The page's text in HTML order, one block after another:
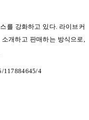
를 강화하고 있다. 라이브커
개하고 판매하는 방식으로,
117884645/4